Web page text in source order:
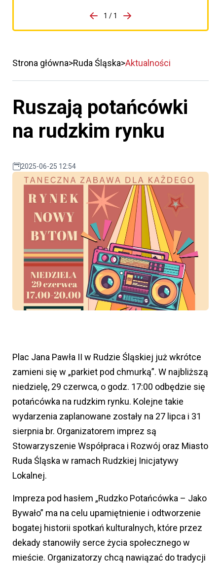
porzpedniego komunikatu
1 / 1
Przejdź do następnego
Strona główna Ruda Śląska Aktualności
Ruszają potańcówki
na rudzkim rynku
2025-06-25 12:54
Plac Jana Pawła II w Rudzie Śląskiej już wkrótce
zamieni się w „parkiet pod chmurką”. W najbliższą
niedzielę, 29 czerwca, o godz. 17:00 odbędzie się
potańcówka na rudzkim rynku. Kolejne takie
wydarzenia zaplanowane zostały na 27 lipca i 31
sierpnia br. Organizatorem imprez są
Stowarzyszenie Współpraca i Rozwój oraz Miasto
Ruda Śląska w ramach Rudzkiej Inicjatywy
Lokalnej.
Impreza pod hasłem „Rudzko Potańcówka – Jako
Bywało” ma na celu upamiętnienie i odtworzenie
bogatej historii spotkań kulturalnych, które przez
dekady stanowiły serce życia społecznego w
mieście. Organizatorzy chcą nawiązać do tradycji